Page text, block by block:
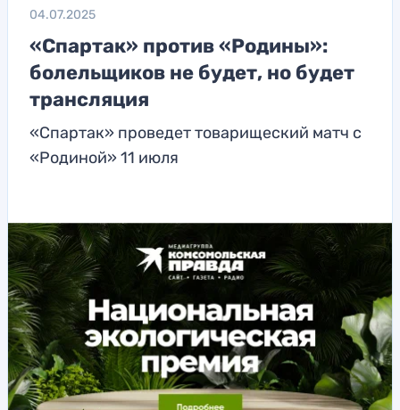
04.07.2025
«Спартак» против «Родины»:
болельщиков не будет, но будет
трансляция
«Спартак» проведет товарищеский матч с
«Родиной» 11 июля